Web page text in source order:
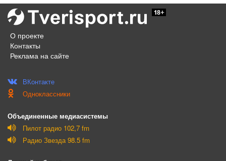
О проекте
Контакты
Реклама на сайте
ВКонтакте
Одноклассники
Объединенные медиасистемы
Пилот радио 102,7 fm
Радио Звезда 98.5 fm